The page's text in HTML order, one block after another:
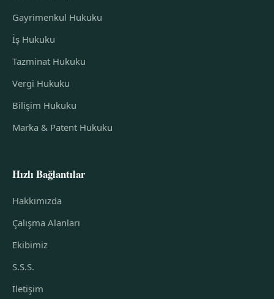
Gayrimenkul Hukuku
İş Hukuku
Tazminat Hukuku
Vergi Hukuku
Bilişim Hukuku
Marka & Patent Hukuku
Hızlı Bağlantılar
Hakkımızda
Çalışma Alanları
Ekibimiz
S.S.S.
İletişim